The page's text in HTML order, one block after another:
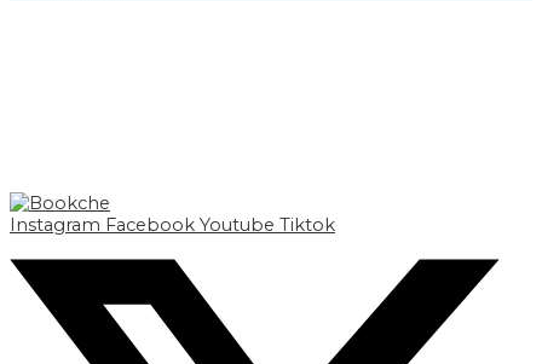
Instagram Facebook Youtube Tiktok